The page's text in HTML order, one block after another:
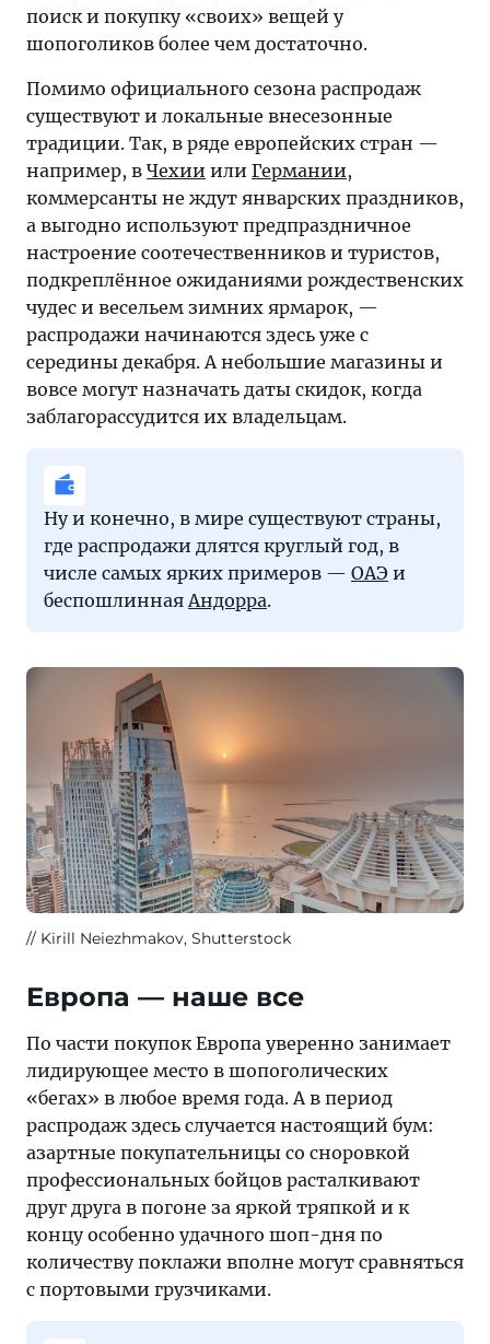
поиск и покупку «своих» вещей у
шопоголиков более чем достаточно.
Помимо официального сезона распродаж
существуют и локальные внесезонные
традиции. Так, в ряде европейских стран —
например, в Чехии или Германии,
коммерсанты не ждут январских праздников,
а выгодно используют предпраздничное
настроение соотечественников и туристов,
подкреплённое ожиданиями рождественских
чудес и весельем зимних ярмарок, —
распродажи начинаются здесь уже с
середины декабря. А небольшие магазины и
вовсе могут назначать даты скидок, когда
заблагорассудится их владельцам.
Ну и конечно, в мире существуют страны,
где распродажи длятся круглый год, в
числе самых ярких примеров — ОАЭ и
беспошлиннаяАндорра.
Kirill Neiezhmakov, Shutterstock
Европа — наше все
По части покупок Европа уверенно занимает
лидирующее место в шопоголических
«бегах» в любое время года. А в период
распродаж здесь случается настоящий бум:
азартные покупательницы со сноровкой
профессиональных бойцов расталкивают
друг друга в погоне за яркой тряпкой и к
концу особенно удачного шоп-дня по
количеству поклажи вполне могут сравняться
с портовыми грузчиками.